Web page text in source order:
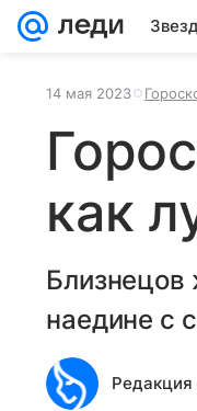
14 мая 2023
как
Близнецов
наедине с